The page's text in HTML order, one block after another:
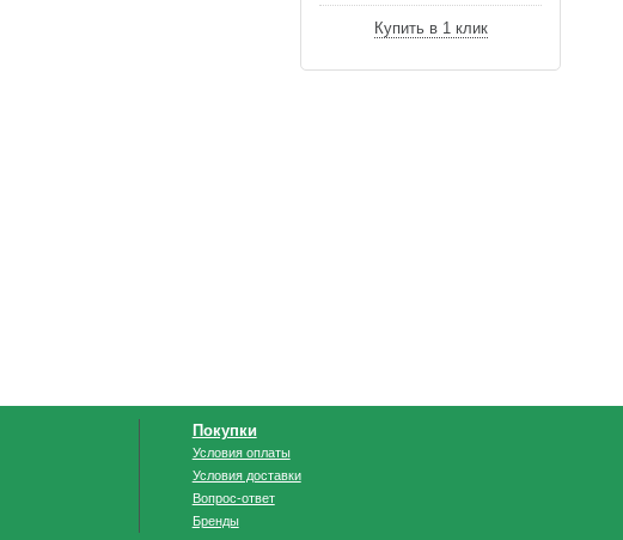
Купить в 1 клик
Покупки
Условия оплаты
Условия доставки
Вопрос-ответ
Бренды